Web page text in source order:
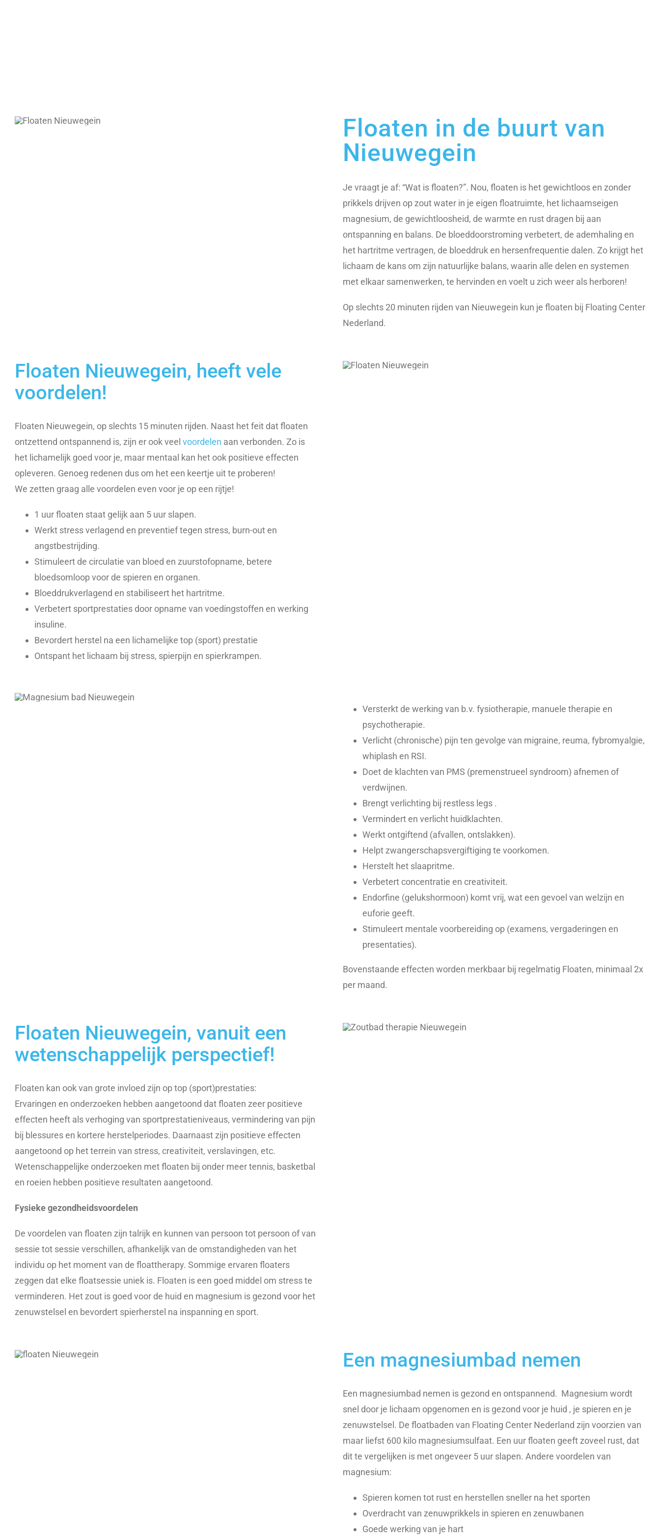
Floaten in de buurt van
Nieuwegein
Je vraagt je af: “Wat is floaten?”. Nou, floaten is het gewichtloos en zonder
prikkels drijven op zout water in je eigen floatruimte, het lichaamseigen
magnesium, de gewichtloosheid, de warmte en rust dragen bij aan
ontspanning en balans. De bloeddoorstroming verbetert, de ademhaling en
het hartritme vertragen, de bloeddruk en hersenfrequentie dalen. Zo krijgt het
lichaam de kans om zijn natuurlijke balans, waarin alle delen en systemen
met elkaar samenwerken, te hervinden en voelt u zich weer als herboren!
Op slechts 20 minuten rijden van Nieuwegein kun je floaten bij Floating Center
Nederland.
Floaten Nieuwegein, heeft vele
voordelen!
Floaten Nieuwegein, op slechts 15 minuten rijden. Naast het feit dat floaten
ontzettend ontspannend is, zijn er ook veel voordelen aan verbonden. Zo is
het lichamelijk goed voor je, maar mentaal kan het ook positieve effecten
opleveren. Genoeg redenen dus om het een keertje uit te proberen!
We zetten graag alle voordelen even voor je op een rijtje!
1 uur floaten staat gelijk aan 5 uur slapen.
Werkt stress verlagend en preventief tegen stress, burn-out en
angstbestrijding.
Stimuleert de circulatie van bloed en zuurstofopname, betere
bloedsomloop voor de spieren en organen.
Bloeddrukverlagend en stabiliseert het hartritme.
Verbetert sportprestaties door opname van voedingstoffen en werking
insuline.
Bevordert herstel na een lichamelijke top (sport) prestatie
Ontspant het lichaam bij stress, spierpijn en spierkrampen.
Versterkt de werking van b.v. fysiotherapie, manuele therapie en
psychotherapie.
Verlicht (chronische) pijn ten gevolge van migraine, reuma, fybromyalgie,
whiplash en RSI.
Doet de klachten van PMS (premenstrueel syndroom) afnemen of
verdwijnen.
Brengt verlichting bij restless legs .
Vermindert en verlicht huidklachten.
Werkt ontgiftend (afvallen, ontslakken).
Helpt zwangerschapsvergiftiging te voorkomen.
Herstelt het slaapritme.
Verbetert concentratie en creativiteit.
Endorfine (gelukshormoon) komt vrij, wat een gevoel van welzijn en
euforie geeft.
Stimuleert mentale voorbereiding op (examens, vergaderingen en
presentaties).
Bovenstaande effecten worden merkbaar bij regelmatig Floaten, minimaal 2x
per maand.
Floaten Nieuwegein, vanuit een
wetenschappelijk perspectief!
Floaten kan ook van grote invloed zijn op top (sport)prestaties:
Ervaringen en onderzoeken hebben aangetoond dat floaten zeer positieve
effecten heeft als verhoging van sportprestatieniveaus, vermindering van pijn
bij blessures en kortere herstelperiodes. Daarnaast zijn positieve effecten
aangetoond op het terrein van stress, creativiteit, verslavingen, etc.
Wetenschappelijke onderzoeken met floaten bij onder meer tennis, basketbal
en roeien hebben positieve resultaten aangetoond.
Fysieke gezondheidsvoordelen
De voordelen van floaten zijn talrijk en kunnen van persoon tot persoon of van
sessie tot sessie verschillen, afhankelijk van de omstandigheden van het
individu op het moment van de floattherapy. Sommige ervaren floaters
zeggen dat elke floatsessie uniek is. Floaten is een goed middel om stress te
verminderen. Het zout is goed voor de huid en magnesium is gezond voor het
zenuwstelsel en bevordert spierherstel na inspanning en sport.
Een magnesiumbad nemen
Een magnesiumbad nemen is gezond en ontspannend. Magnesium wordt
snel door je lichaam opgenomen en is gezond voor je huid , je spieren en je
zenuwstelsel. De floatbaden van Floating Center Nederland zijn voorzien van
maar liefst 600 kilo magnesiumsulfaat. Een uur floaten geeft zoveel rust, dat
dit te vergelijken is met ongeveer 5 uur slapen. Andere voordelen van
magnesium:
Spieren komen tot rust en herstellen sneller na het sporten
Overdracht van zenuwprikkels in spieren en zenuwbanen
Goede werking van je hart